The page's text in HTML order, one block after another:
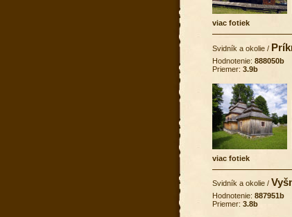
viac fotiek
Svidník a okolie /
Hodnotenie: 888050b
Priemer: 3.9b
viac fotiek
Svidník a okolie /
Hodnotenie: 887951b
Priemer: 3.8b